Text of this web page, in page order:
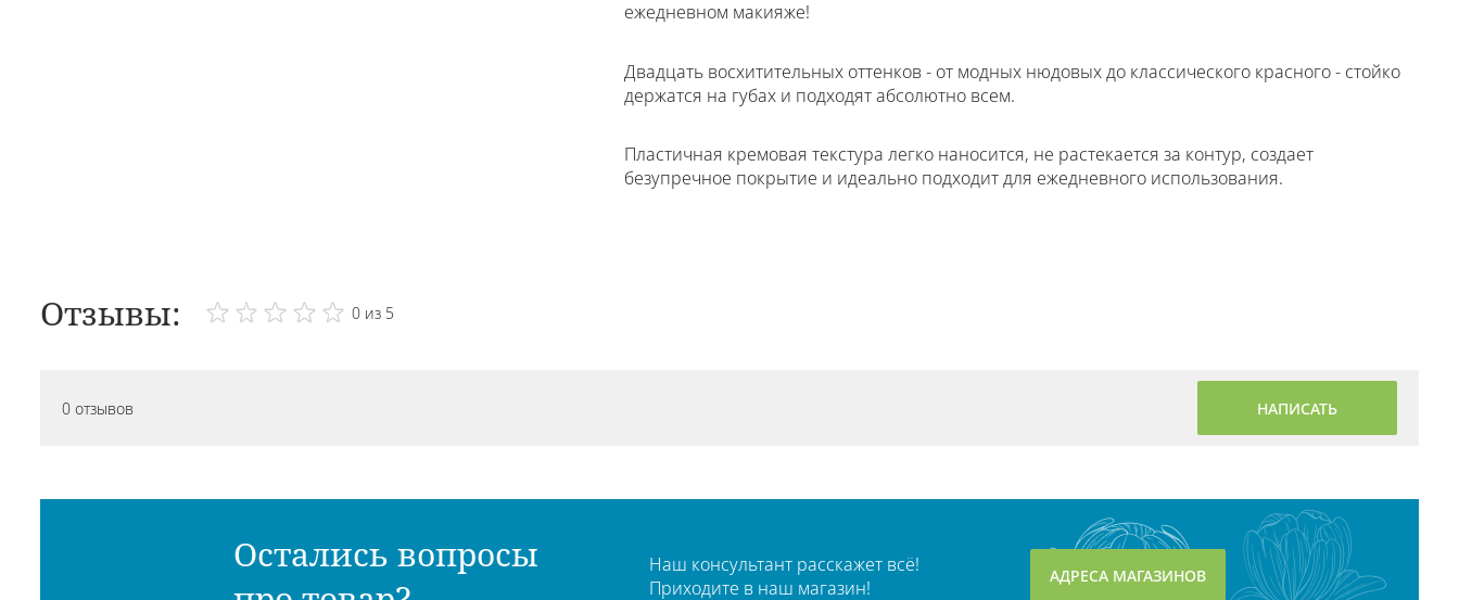
ежедневном макияже!
Двадцать восхитительных оттенков - от модных нюдовых до классического красного - стойко
держатся на губах и подходят абсолютно всем.
Пластичная кремовая текстура легко наносится, не растекается за контур, создает
безупречное покрытие и идеально подходит для ежедневного использования.
Отзывы: 0 из 5
0 отзывов НАПИСАТЬ
Остались вопросы
Наш консультант расскажет всё!
Приходите в наш магазин!
АДРЕСА МАГАЗИНОВ